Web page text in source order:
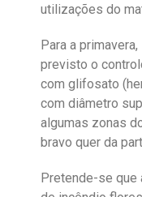
utilizações do
Para a
previsto o
com glifosato
com diâmetro
algumas zonas
bravo quer da
Pretende-se que